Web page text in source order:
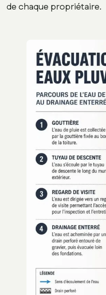
de chaque propriétaire.